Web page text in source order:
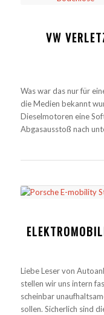
VW
Was war das nur für
die Medien bekannt
Dieselmotoren eine
Abgasausstoß nach
Liebe Leser von
stellen wir uns intern
scheinbar
sollen. Sicherlich sind